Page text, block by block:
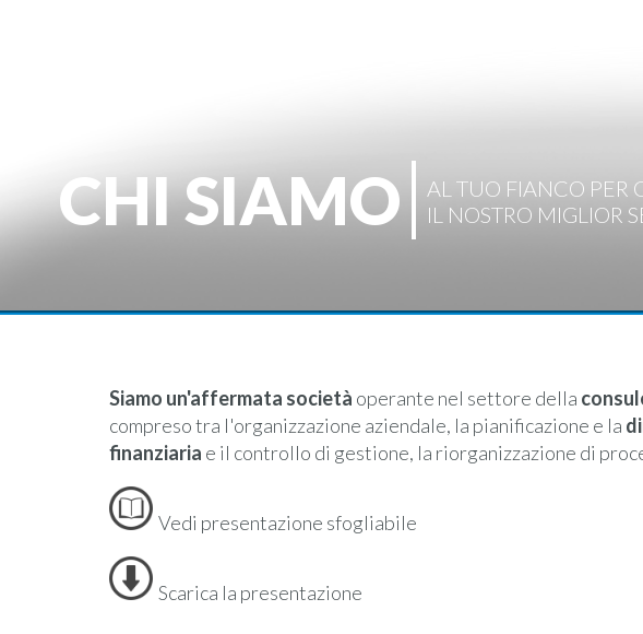
CHI SIAMO
AL TUO FIANCO PER
IL NOSTRO MIGLIOR
Siamo un'affermata società operante nel settore della
compreso tra l'organizzazione aziendale, la pianificazione e la
finanziaria e il controllo di gestione, la riorganizzazione di
Vedi presentazione sfogliabile
Scarica la presentazione